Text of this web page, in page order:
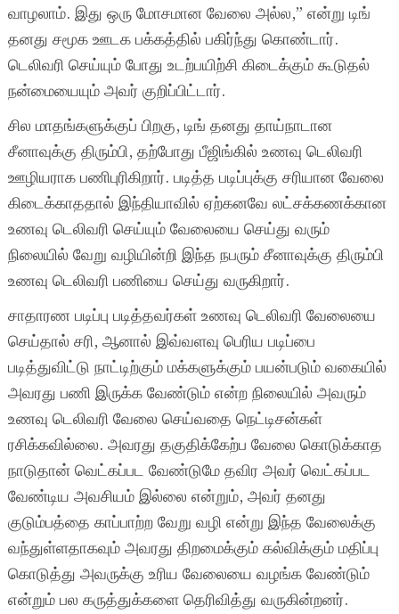
வாழலாம். இது ஒரு மோசமான வேலை அல்ல,” என்று டிங்
தனது சமூக ஊடக பக்கத்தில் பகிர்ந்து கொண்டார்.
டெலிவரி செய்யும் போது உடற்பயிற்சி கிடைக்கும் கூடுதல்
நன்மையையும் அவர் குறிப்பிட்டார்.
சில மாதங்களுக்குப் பிறகு, டிங் தனது தாய்நாடான
சீனாவுக்கு திரும்பி, தற்போது பீஜிங்கில் உணவு டெலிவரி
ஊழியராக பணிபுரிகிறார். படித்த படிப்புக்கு சரியான வேலை
கிடைக்காததால் இந்தியாவில் ஏற்கனவே லட்சக்கணக்கான
உணவு டெலிவரி செய்யும் வேலையை செய்து வரும்
நிலையில் வேறு வழியின்றி இந்த நபரும் சீனாவுக்கு திரும்பி
உணவு டெலிவரி பணியை செய்து வருகிறார்.
சாதாரண படிப்பு படித்தவர்கள் உணவு டெலிவரி வேலையை
செய்தால் சரி, ஆனால் இவ்வளவு பெரிய படிப்பை
படித்துவிட்டு நாட்டிற்கும் மக்களுக்கும் பயன்படும் வகையில்
அவரது பணி இருக்க வேண்டும் என்ற நிலையில் அவரும்
உணவு டெலிவரி வேலை செய்வதை நெட்டிசன்கள்
ரசிக்கவில்லை. அவரது தகுதிக்கேற்ப வேலை கொடுக்காத
நாடுதான் வெட்கப்பட வேண்டுமே தவிர அவர் வெட்கப்பட
வேண்டிய அவசியம் இல்லை என்றும், அவர் தனது
குடும்பத்தை காப்பாற்ற வேறு வழி என்று இந்த வேலைக்கு
வந்துள்ளதாகவும் அவரது திறமைக்கும் கல்விக்கும் மதிப்பு
கொடுத்து அவருக்கு உரிய வேலையை வழங்க வேண்டும்
என்றும் பல கருத்துக்களை தெரிவித்து வருகின்றனர்.